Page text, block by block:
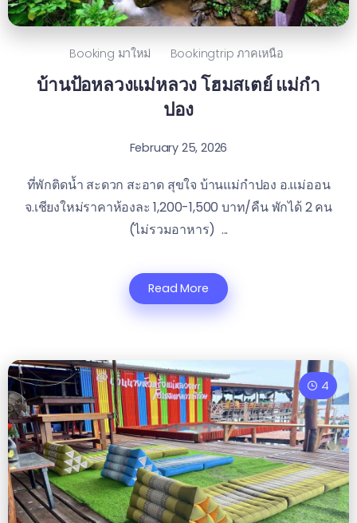
Booking มาใหม่ Bookingtrip ภาคเหนือ
บ้านป้อหลวงแม่หลวง โฮมสเตย์ แม่กำ
ปอง
February 25, 2026
ที่พักติดน้ำ สะดวก สะอาด สุขใจ บ้านแม่กำปอง อ.แม่ออน
จ.เชียงใหม่ราคาห้องละ 1,200-1,500 บาท/คืน พักได้ 2 คน
(ไม่รวมอาหาร) ...
Read More
4